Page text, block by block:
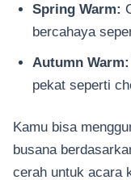
Spring Warm:
bercahaya
Autumn Warm:
pekat seperti
Kamu bisa
busana
cerah untuk acara